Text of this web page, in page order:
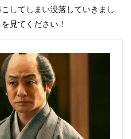
してしまい没落していきまし
見てください！